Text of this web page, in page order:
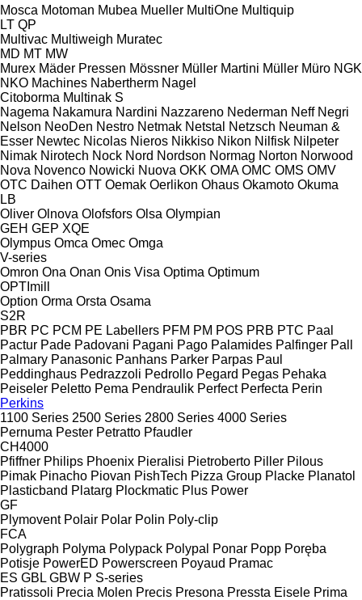
Mosca Motoman Mubea Mueller MultiOne Multiquip
LT QP
Multivac Multiweigh Muratec
MD MT MW
Murex Mäder Pressen Mössner Müller Martini Müller Müro NGK
NKO Machines Nabertherm Nagel
Citoborma Multinak S
Nagema Nakamura Nardini Nazzareno Nederman Neff Negri
Nelson NeoDen Nestro Netmak Netstal Netzsch Neuman &
Esser Newtec Nicolas Nieros Nikkiso Nikon Nilfisk Nilpeter
Nimak Nirotech Nock Nord Nordson Normag Norton Norwood
Nova Novenco Nowicki Nuova OKK OMA OMC OMS OMV
OTC Daihen OTT Oemak Oerlikon Ohaus Okamoto Okuma
LB
Oliver Olnova Olofsfors Olsa Olympian
GEH GEP XQE
Olympus Omca Omec Omga
V-series
Omron Ona Onan Onis Visa Optima Optimum
OPTImill
Option Orma Orsta Osama
S2R
PBR PC PCM PE Labellers PFM PM POS PRB PTC Paal
Pactur Pade Padovani Pagani Pago Palamides Palfinger Pall
Palmary Panasonic Panhans Parker Parpas Paul
Peddinghaus Pedrazzoli Pedrollo Pegard Pegas Pehaka
Peiseler Peletto Pema Pendraulik Perfect Perfecta Perin
Perkins
1100 Series 2500 Series 2800 Series 4000 Series
Pernuma Pester Petratto Pfaudler
CH4000
Pfiffner Philips Phoenix Pieralisi Pietroberto Piller Pilous
Pimak Pinacho Piovan PishTech Pizza Group Placke Planatol
Plasticband Platarg Plockmatic Plus Power
GF
Plymovent Polair Polar Polin Poly-clip
FCA
Polygraph Polyma Polypack Polypal Ponar Popp Poręba
Potisje PowerED Powerscreen Poyaud Pramac
ES GBL GBW P S-series
Pratissoli Precia Molen Precis Presona Pressta Eisele Prima